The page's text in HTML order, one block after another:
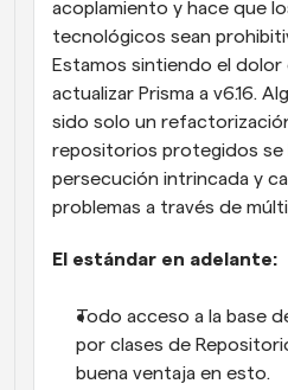
acoplamiento y hace que
tecnológicos sean
Estamos sintiendo el dolor
actualizar Prisma a v6.16.
sido solo un
repositorios protegidos se
persecución intrincada y
problemas a través de
El estándar en adelante:
Todo acceso a la base
por clases de
buena ventaja en esto.